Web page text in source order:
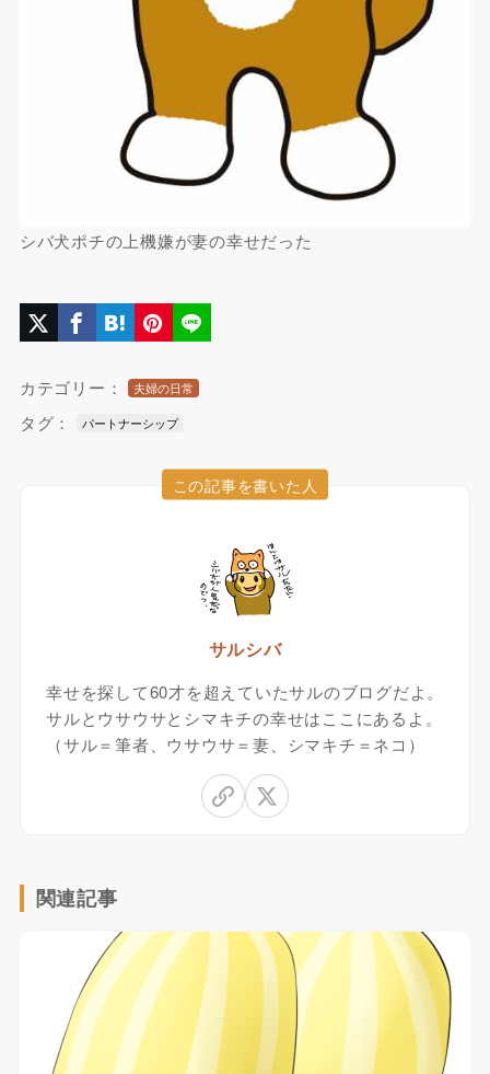
シバ犬ポチの上機嫌が妻の幸せだった
カテゴリー： 夫婦の日常
タグ： パートナーシップ
この記事を書いた人
サルシバ
幸せを探して60才を超えていたサルのブログだよ。
サルとウサウサとシマキチの幸せはここにあるよ。
（サル＝筆者、ウサウサ＝妻、シマキチ＝ネコ）
関連記事